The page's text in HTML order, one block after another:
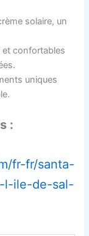
solaire, un
et confortables
uniques
:
fr-fr/santa-
l-ile-de-sal-